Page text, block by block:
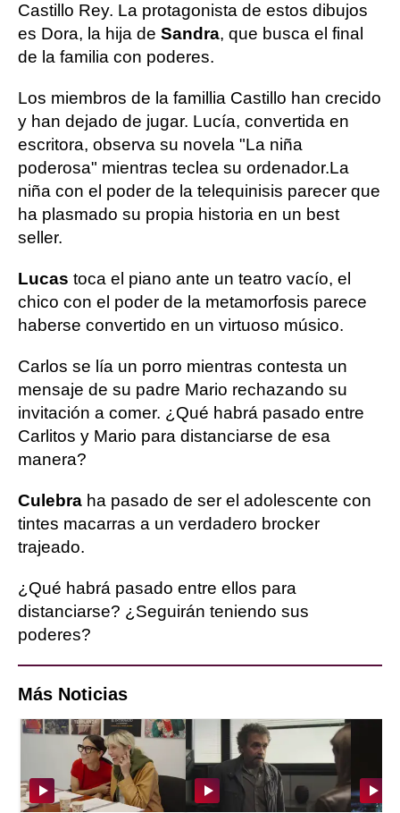
Castillo Rey. La protagonista de estos dibujos
es Dora, la hija de Sandra, que busca el final
de la familia con poderes.
Los miembros de la famillia Castillo han crecido
y han dejado de jugar. Lucía, convertida en
escritora, observa su novela "La niña
poderosa" mientras teclea su ordenador.La
niña con el poder de la telequinisis parecer que
ha plasmado su propia historia en un best
seller.
Lucas toca el piano ante un teatro vacío, el
chico con el poder de la metamorfosis parece
haberse convertido en un virtuoso músico.
Carlos se lía un porro mientras contesta un
mensaje de su padre Mario rechazando su
invitación a comer. ¿Qué habrá pasado entre
Carlitos y Mario para distanciarse de esa
manera?
Culebra ha pasado de ser el adolescente con
tintes macarras a un verdadero brocker
trajeado.
¿Qué habrá pasado entre ellos para
distanciarse? ¿Seguirán teniendo sus
poderes?
Más Noticias